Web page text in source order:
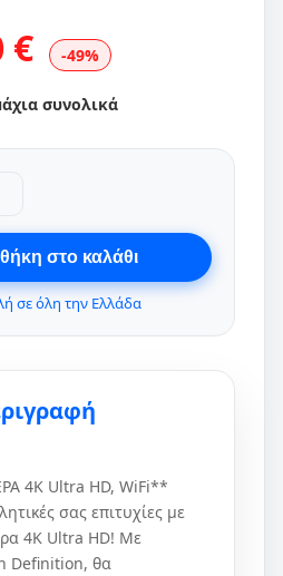
€ -49%
συνολικά
στο καλάθι
σε όλη την Ελλάδα
4K Ultra HD, WiFi**
σας επιτυχίες με
4K Ultra HD! Με
Definition, θα